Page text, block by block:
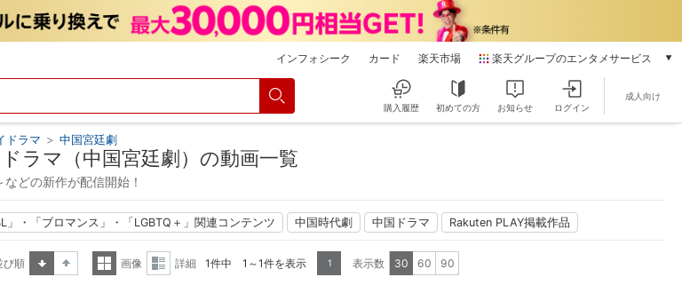
インフォシーク カード 楽天市場 楽天グループのエンタメサービス
本/ゲーム/CD/DVD
雑誌読み放題
楽天マガジン
動画配信
購入履歴 初めての方 お知らせ ログイン
成人向け
ドラマ > 中国宮廷劇
ラマ（中国宮廷劇）の動画一覧
どの新作が配信開始！
」・「ブロマンス」・「LGBTQ＋」関連コンテンツ 中国時代劇 中国ドラマ Rakuten PLAY掲載作品
び順
画像
詳細 1件中 1～1件を表示 1 表示数 30 60 90